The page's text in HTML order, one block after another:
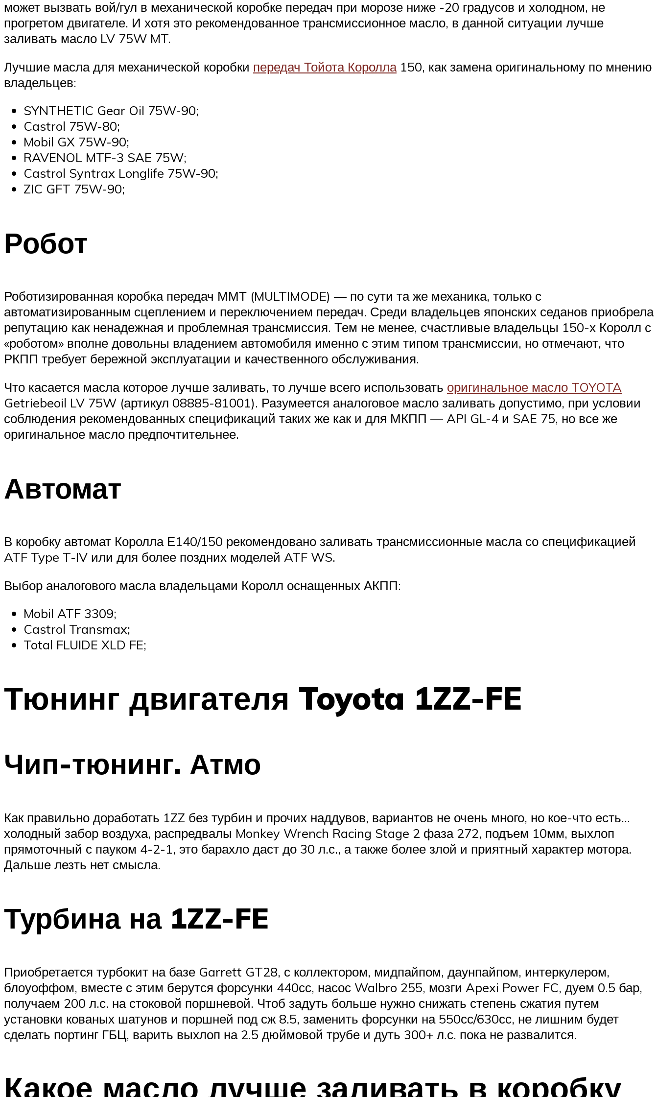
Меню
может вызвать вой/гул в механической коробке передач при морозе ниже -20 градусов и холодном, не
прогретом двигателе. И хотя это рекомендованное трансмиссионное масло, в данной ситуации лучше
заливать масло LV 75W MT.
Лучшие масла для механической коробки передач Тойота Королла150, как замена оригинальному по мнению
владельцев:
SYNTHETIC Gear Oil 75W-90;
Castrol 75W-80;
Mobil GX 75W-90;
RAVENOL MTF-3 SAE 75W;
Castrol Syntrax Longlife 75W-90;
ZIC GFT 75W-90;
Робот
Роботизированная коробка передач ММТ (MULTIMODE) — по сути та же механика, только с
автоматизированным сцеплением и переключением передач. Среди владельцев японских седанов приобрела
репутацию как ненадежная и проблемная трансмиссия. Тем не менее, счастливые владельцы 150-х Королл с
«роботом» вполне довольны владением автомобиля именно с этим типом трансмиссии, но отмечают, что
РКПП требует бережной эксплуатации и качественного обслуживания.
Что касается масла которое лучше заливать, то лучше всего использовать оригинальное масло TOYOTA
Getriebeoil LV 75W (артикул 08885-81001). Разумеется аналоговое масло заливать допустимо, при условии
соблюдения рекомендованных спецификаций таких же как и для МКПП — API GL-4 и SAE 75, но все же
оригинальное масло предпочтительнее.
Автомат
В коробку автомат Королла Е140/150 рекомендовано заливать трансмиссионные масла со спецификацией
ATF Type T-IV или для более поздних моделей ATF WS.
Выбор аналогового масла владельцами Королл оснащенных АКПП:
Mobil ATF 3309;
Castrol Transmax;
Total FLUIDE XLD FE;
Тюнинг двигателя Toyota 1ZZ-FE
Чип-тюнинг. Атмо
Как правильно доработать 1ZZ без турбин и прочих наддувов, вариантов не очень много, но кое-что есть…
холодный забор воздуха, распредвалы Monkey Wrench Racing Stage 2 фаза 272, подъем 10мм, выхлоп
прямоточный с пауком 4-2-1, это барахло даст до 30 л.с., а также более злой и приятный характер мотора.
Дальше лезть нет смысла.
Турбина на 1ZZ-FE
Приобретается турбокит на базе Garrett GT28, с коллектором, мидпайпом, даунпайпом, интеркулером,
блоуоффом, вместе с этим берутся форсунки 440сс, насос Walbro 255, мозги Apexi Power FC, дуем 0.5 бар,
получаем 200 л.с. на стоковой поршневой. Чтоб задуть больше нужно снижать степень сжатия путем
установки кованых шатунов и поршней под сж 8.5, заменить форсунки на 550сс/630сс, не лишним будет
сделать портинг ГБЦ, варить выхлоп на 2.5 дюймовой трубе и дуть 300+ л.с. пока не развалится.
Какое масло лучше заливать в коробку